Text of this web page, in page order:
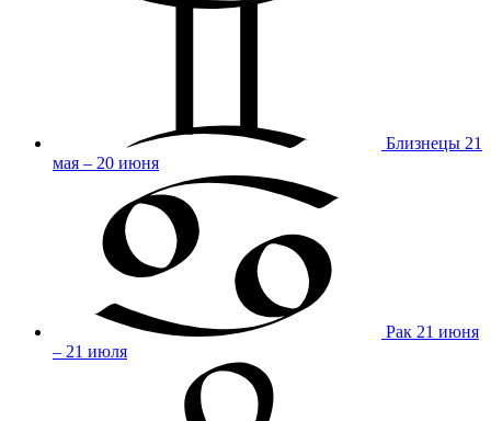
Близнецы 21
мая – 20 июня
Рак 21 июня
– 21 июля